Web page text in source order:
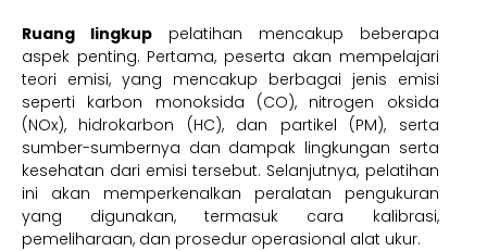
Ruang lingkuppelatihan mencakup beberapa
aspek penting. Pertama, peserta akan mempelajari
teori emisi, yang mencakup berbagai jenis emisi
seperti karbon monoksida (CO), nitrogen oksida
(NOx), hidrokarbon (HC), dan partikel (PM), serta
sumber-sumbernya dan dampak lingkungan serta
kesehatan dari emisi tersebut. Selanjutnya, pelatihan
ini akan memperkenalkan peralatan pengukuran
yang digunakan, termasuk cara kalibrasi,
pemeliharaan, dan prosedur operasional alat ukur.